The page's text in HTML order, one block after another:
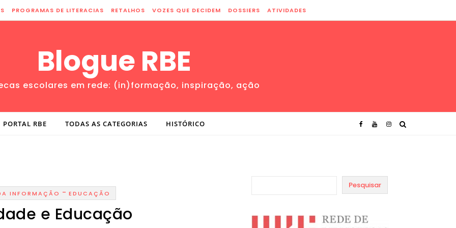
PROGRAMAS DE LITERACIAS RETALHOS VOZES QUE DECIDEM DOSSIERS ATIVIDADES
Blogue RBE
escolares em rede: (in)formação, inspiração, ação
PORTAL RBE TODAS AS CATEGORIAS HISTÓRICO
INFORMAÇÃO - EDUCAÇÃO
e Educação
Pesquisar